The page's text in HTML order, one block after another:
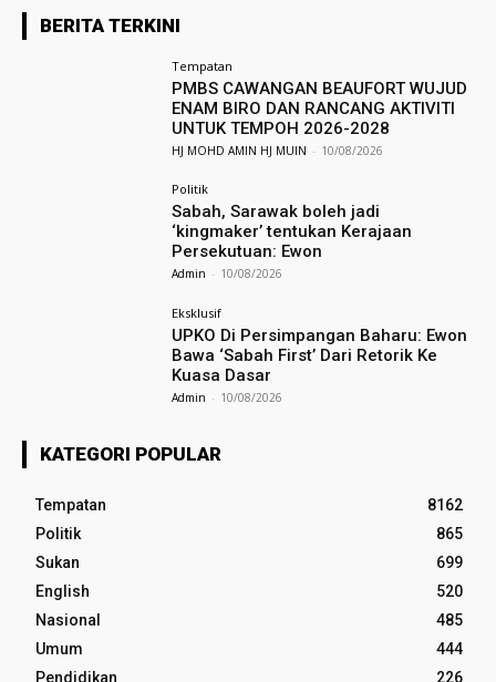
BERITA TERKINI
Tempatan
PMBS CAWANGAN BEAUFORT WUJUD
ENAM BIRO DAN RANCANG AKTIVITI
UNTUK TEMPOH 2026-2028
HJ MOHD AMIN HJ MUIN - 10/08/2026
Politik
Sabah, Sarawak boleh jadi
‘kingmaker’ tentukan Kerajaan
Persekutuan: Ewon
Admin - 10/08/2026
Eksklusif
UPKO Di Persimpangan Baharu: Ewon
Bawa ‘Sabah First’ Dari Retorik Ke
Kuasa Dasar
Admin - 10/08/2026
KATEGORI POPULAR
Tempatan
8162
Politik
865
Sukan
699
English
520
Nasional
485
Umum
444
Pendidikan
226